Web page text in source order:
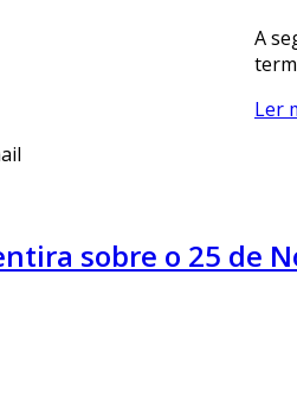
A
Ler
sobre o 25 de